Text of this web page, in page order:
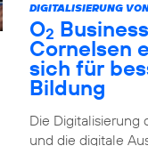
DIGITALISIERUNG
O2
Cornelsen
sich für
Bildung
Die Digitalisierung
und die digitale